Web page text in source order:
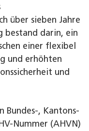
über sieben Jahre
bestand darin, ein
einer flexibel
und erhöhten
und
Bundes-, Kantons-
Nummer (AHVN)